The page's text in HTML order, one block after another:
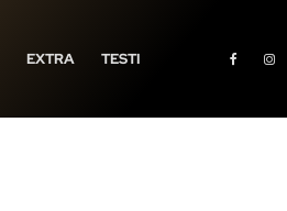
EXTRA TESTI